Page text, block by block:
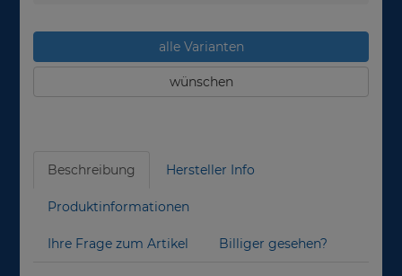
alle Varianten
wünschen
Beschreibung Hersteller Info
Produktinformationen
Ihre Frage zum Artikel Billiger gesehen?